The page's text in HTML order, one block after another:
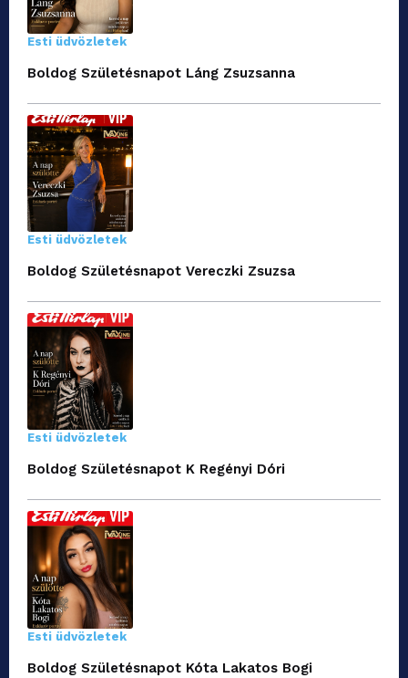
Esti üdvözletek
Boldog Születésnapot Láng Zsuzsanna
Esti üdvözletek
Boldog Születésnapot Vereczki Zsuzsa
Esti üdvözletek
Boldog Születésnapot K Regényi Dóri
Esti üdvözletek
Boldog Születésnapot Kóta Lakatos Bogi